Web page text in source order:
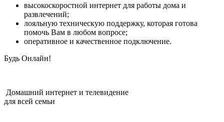
высокоскоростной интернет для работы дома и
развлечений;
лояльную техническую поддержку, которая готова
помочь Вам в любом вопросе;
оперативное и качественное подключение.
Будь Онлайн!
Домашний интернет и телевидение
для всей семьи